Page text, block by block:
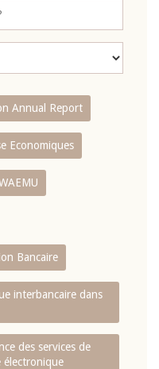
Annual Report
Economiques
Bancaire
interbancaire dans
des services de
électronique